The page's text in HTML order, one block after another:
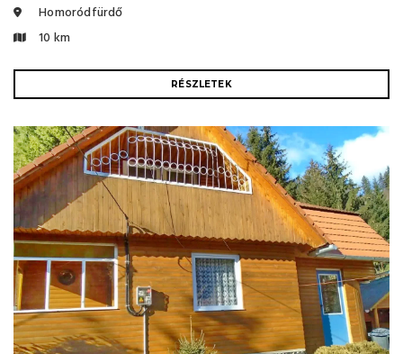
Homoródfürdő
10 km
RÉSZLETEK